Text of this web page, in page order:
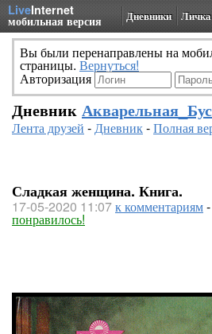
LiveInternet
мобильная версия Дневники Личка
Вы были перенаправлены на
страницы. Вернуться!
Авторизация
Дневник
Лента друзей -Дневник-Полная
Сладкая женщина. Книга.
17-05-2020 11:07к комментариям-
понравилось!